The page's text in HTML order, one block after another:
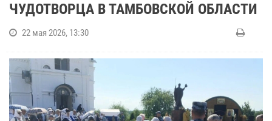
ЧУДОТВОРЦА В ТАМБОВСКОЙ ОБЛАСТИ
22 мая 2026, 13:30